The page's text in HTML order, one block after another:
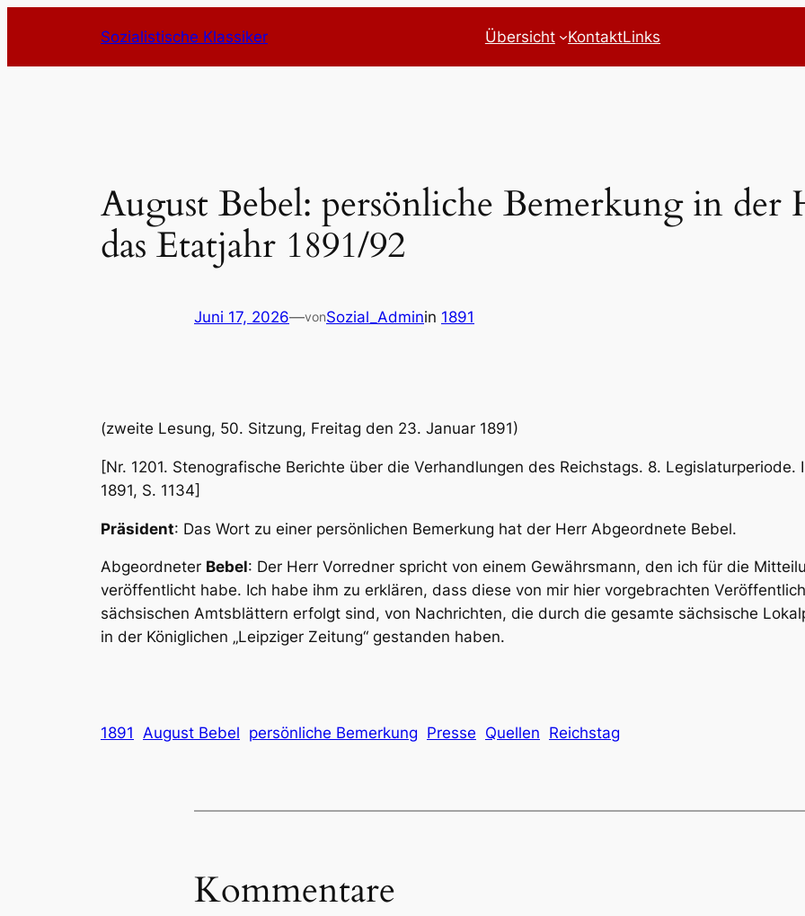
springen
Sozialistische Klassiker Übersicht KontaktLinks
August Bebel: persönliche Bemerkung in der
das Etatjahr 1891/92
Juni 17, 2026—vonSozial_Adminin 1891
(zweite Lesung, 50. Sitzung, Freitag den 23. Januar 1891)
[Nr. 1201. Stenografische Berichte über die Verhandlungen des Reichstags. 8.
1891, S. 1134]
Präsident: Das Wort zu einer persönlichen Bemerkung hat der Herr Abgeordnete Bebel.
Abgeordneter Bebel: Der Herr Vorredner spricht von einem Gewährsmann, den ich für die
veröffentlicht habe. Ich habe ihm zu erklären, dass diese von mir hier vorgebrachten
sächsischen Amtsblättern erfolgt sind, von Nachrichten, die durch die gesamte sächsische
in der Königlichen „Leipziger Zeitung“ gestanden haben.
1891 August Bebel persönliche Bemerkung Presse Quellen Reichstag
Kommentare